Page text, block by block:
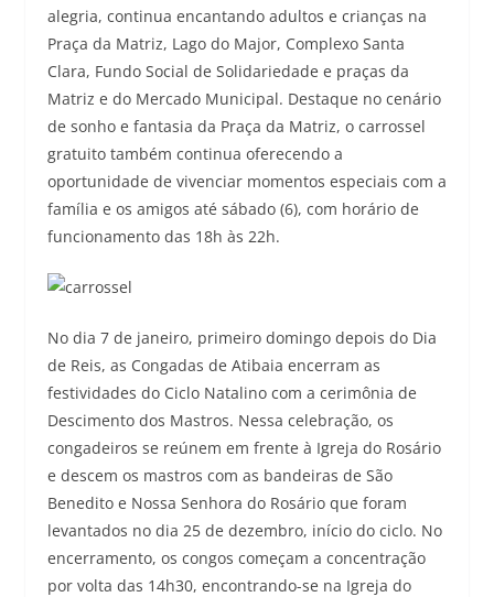
alegria, continua encantando adultos e crianças na
Praça da Matriz, Lago do Major, Complexo Santa
Clara, Fundo Social de Solidariedade e praças da
Matriz e do Mercado Municipal. Destaque no cenário
de sonho e fantasia da Praça da Matriz, o carrossel
gratuito também continua oferecendo a
oportunidade de vivenciar momentos especiais com a
família e os amigos até sábado (6), com horário de
funcionamento das 18h às 22h.
No dia 7 de janeiro, primeiro domingo depois do Dia
de Reis, as Congadas de Atibaia encerram as
festividades do Ciclo Natalino com a cerimônia de
Descimento dos Mastros. Nessa celebração, os
congadeiros se reúnem em frente à Igreja do Rosário
e descem os mastros com as bandeiras de São
Benedito e Nossa Senhora do Rosário que foram
levantados no dia 25 de dezembro, início do ciclo. No
encerramento, os congos começam a concentração
por volta das 14h30, encontrando-se na Igreja do